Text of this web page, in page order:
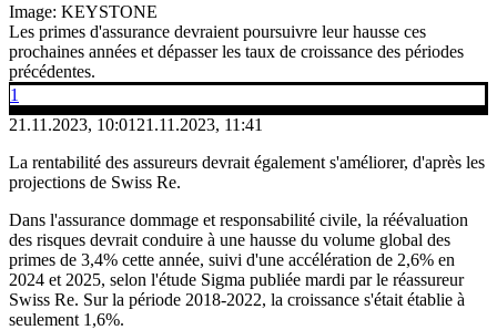
Image: KEYSTONE
Les primes d'assurance devraient poursuivre leur hausse ces
prochaines années et dépasser les taux de croissance des périodes
précédentes.
1
21.11.2023, 10:01 21.11.2023, 11:41
La rentabilité des assureurs devrait également s'améliorer, d'après les
projections de Swiss Re.
Dans l'assurance dommage et responsabilité civile, la réévaluation
des risques devrait conduire à une hausse du volume global des
primes de 3,4% cette année, suivi d'une accélération de 2,6% en
2024 et 2025, selon l'étude Sigma publiée mardi par le réassureur
Swiss Re. Sur la période 2018-2022, la croissance s'était établie à
seulement 1,6%.